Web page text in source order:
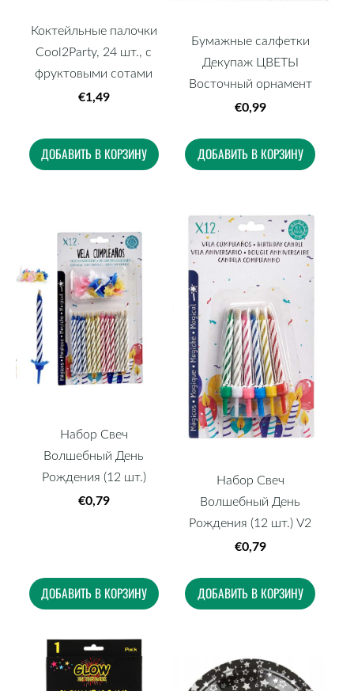
Коктейльные палочки
Cool2Party, 24 шт., с
фруктовыми сотами
€1,49
ДОБАВИТЬ В КОРЗИНУ
Бумажные салфетки
Декупаж ЦВЕТЫ
Восточный орнамент
€0,99
ДОБАВИТЬ В КОРЗИНУ
Набор Свеч
Волшебный День
Рождения (12 шт.)
€0,79
ДОБАВИТЬ В КОРЗИНУ
Набор Свеч
Волшебный День
Рождения (12 шт.) V2
€0,79
ДОБАВИТЬ В КОРЗИНУ